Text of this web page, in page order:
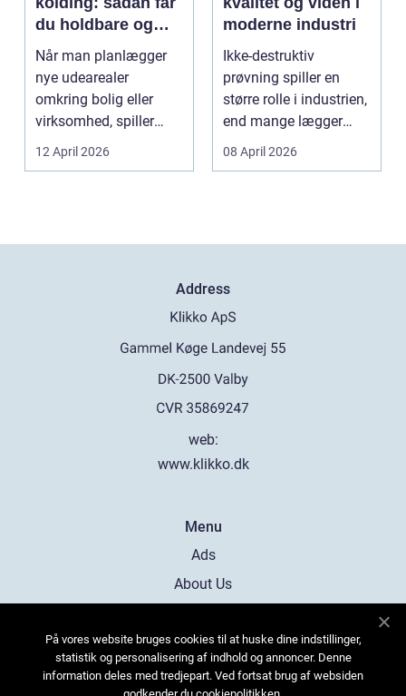
du holdbare og
flotte udearealer
Når man planlægger
nye udearealer
omkring bolig eller
virksomhed, spiller
belægningen en helt
centra...
12 April 2026
moderne industri
Ikke-destruktiv
prøvning spiller en
større rolle i industrien,
end mange lægger
mærke til i hverdage...
08 April 2026
Address
web:
www.klikko.dk
Menu
Ads
About Us
Contact
Sitemap
På vores website bruges cookies til at huske dine indstillinger,
statistik og personalisering af indhold og annoncer. Denne
information deles med tredjepart. Ved fortsat brug af websiden